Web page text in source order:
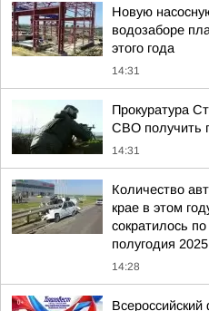
Новую
водозаборе
этого года
14:31
Прокуратура
СВО получить
14:31
Количество
крае в этом
сократилось
полугодия
14:28